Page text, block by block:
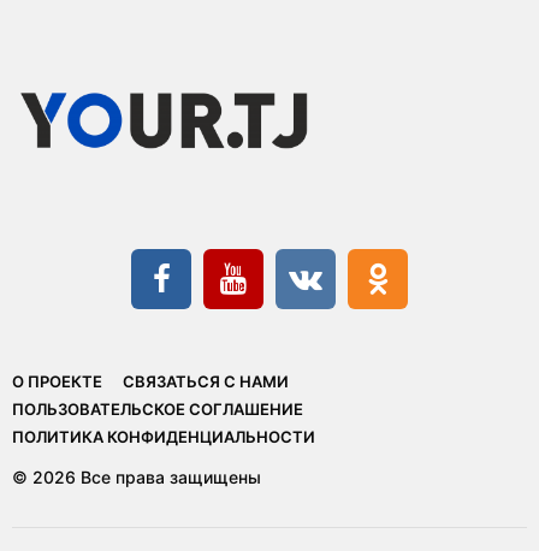
О ПРОЕКТЕ
СВЯЗАТЬСЯ С НАМИ
ПОЛЬЗОВАТЕЛЬСКОЕ СОГЛАШЕНИЕ
ПОЛИТИКА КОНФИДЕНЦИАЛЬНОСТИ
© 2026 Все права защищены